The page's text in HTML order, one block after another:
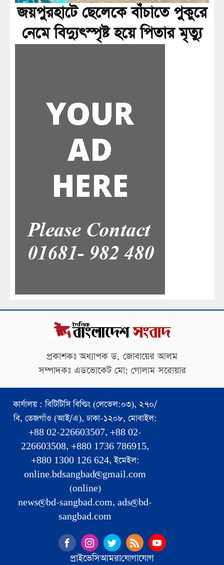
জয়পুরহাটে ছেলেকে বাঁচাতে পুকুরে
নেমে বিদ্যুৎস্পৃষ্ট হয়ে পিতার মৃত্যু
প্রকাশকঃ অধ্যাপক ড. জোবায়ের আলম
সম্পাদকঃ এডভোকেট মো: গোলাম সরোয়ার
কার্যালয় : বিটিটিসি বিল্ডিং (লেভেল:০৩), ২৭০/
বি, তেজগাঁও (আই/এ), ঢাকা-১২০৮, মোবাইল:
+88 02-226603507, +88 02-
226603508, +880 1736 786915,
+880 1300 126 624, ইমেইল:
online.bdsangbad@gmail.com
(online)
news@bd-sangbad.com, ads@bd-
sangbad.com
প্রাইভেসিআমরাযোগাযোগ